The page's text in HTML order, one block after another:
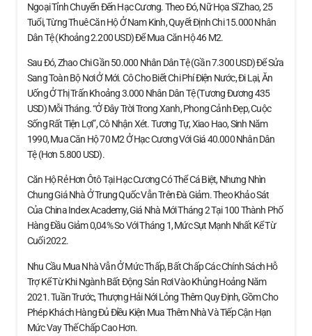
Ngoại Tỉnh Chuyển Đến Hạc Cương. Theo Đó, Nữ Họa Sĩ Zhao, 25
Tuổi, Từng Thuê Căn Hộ Ở Nam Kinh, Quyết Định Chi 15.000 Nhân
Dân Tệ (khoảng 2.200 USD) Để Mua Căn Hộ 46 M2.
Sau Đó, Zhao Chi Gần 50.000 Nhân Dân Tệ (gần 7.300 USD) Để Sửa
Sang Toàn Bộ Nơi Ở Mới. Cô Cho Biết Chi Phí Điện Nước, Đi Lại, Ăn
Uống Ở Thị Trấn Khoảng 3.000 Nhân Dân Tệ (tương Đương 435
USD) Mỗi Tháng. “Ở Đây Trời Trong Xanh, Phong Cảnh Đẹp, Cuộc
Sống Rất Tiện Lợi”, Cô Nhận Xét. Tương Tự, Xiao Hao, Sinh Năm
1990, Mua Căn Hộ 70 M2 Ở Hạc Cương Với Giá 40.000 Nhân Dân
Tệ (hơn 5.800 USD).
Căn Hộ Rẻ Hơn Ôtô Tại Hạc Cương Có Thể Cá Biệt, Nhưng Nhìn
Chung Giá Nhà Ở Trung Quốc Vẫn Trên Đà Giảm. Theo Khảo Sát
Của China Index Academy, Giá Nhà Mới Tháng 2 Tại 100 Thành Phố
Hàng Đầu Giảm 0,04% So Với Tháng 1, Mức Sụt Mạnh Nhất Kể Từ
Cuối 2022.
Nhu Cầu Mua Nhà Vẫn Ở Mức Thấp, Bất Chấp Các Chính Sách Hỗ
Trợ Kể Từ Khi Ngành Bất Động Sản Rơi Vào Khủng Hoảng Năm
2021. Tuần Trước, Thượng Hải Nới Lỏng Thêm Quy Định, Gồm Cho
Phép Khách Hàng Đủ Điều Kiện Mua Thêm Nhà Và Tiếp Cận Hạn
Mức Vay Thế Chấp Cao Hơn.